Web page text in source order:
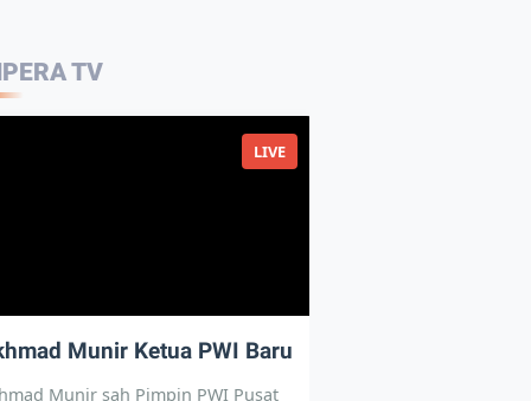
TV
LIVE
Munir Ketua PWI Baru
Munir sah Pimpin PWI Pusat